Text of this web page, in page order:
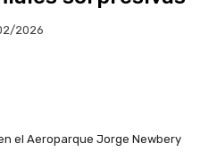
2026
el Aeroparque Jorge Newbery